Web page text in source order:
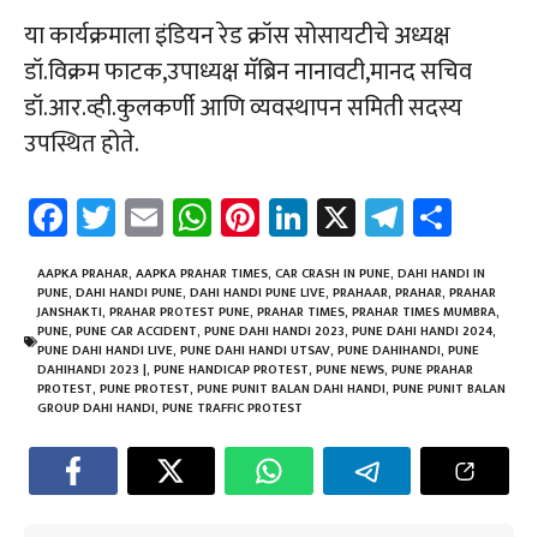
या कार्यक्रमाला इंडियन रेड क्रॉस सोसायटीचे अध्यक्ष
डॉ.विक्रम फाटक,उपाध्यक्ष मॅब्रिन नानावटी,मानद सचिव
डॉ.आर.व्ही.कुलकर्णी आणि व्यवस्थापन समिती सदस्य
उपस्थित होते.
Fa
ce
b
o
ok
T
wi
tt
er
E
m
ail
W
h
at
sA
p
p
Pi
nt
er
es
t
Li
nk
e
dI
n
X Te
le
gr
a
m
ar
e
AAPKA PRAHAR, AAPKA PRAHAR TIMES, CAR CRASH IN PUNE, DAHI HANDI IN
PUNE, DAHI HANDI PUNE, DAHI HANDI PUNE LIVE, PRAHAAR, PRAHAR, PRAHAR
JANSHAKTI, PRAHAR PROTEST PUNE, PRAHAR TIMES, PRAHAR TIMES MUMBRA,
PUNE, PUNE CAR ACCIDENT, PUNE DAHI HANDI 2023, PUNE DAHI HANDI 2024,
PUNE DAHI HANDI LIVE, PUNE DAHI HANDI UTSAV, PUNE DAHIHANDI, PUNE
DAHIHANDI 2023 |, PUNE HANDICAP PROTEST, PUNE NEWS, PUNE PRAHAR
PROTEST, PUNE PROTEST, PUNE PUNIT BALAN DAHI HANDI, PUNE PUNIT BALAN
GROUP DAHI HANDI, PUNE TRAFFIC PROTEST